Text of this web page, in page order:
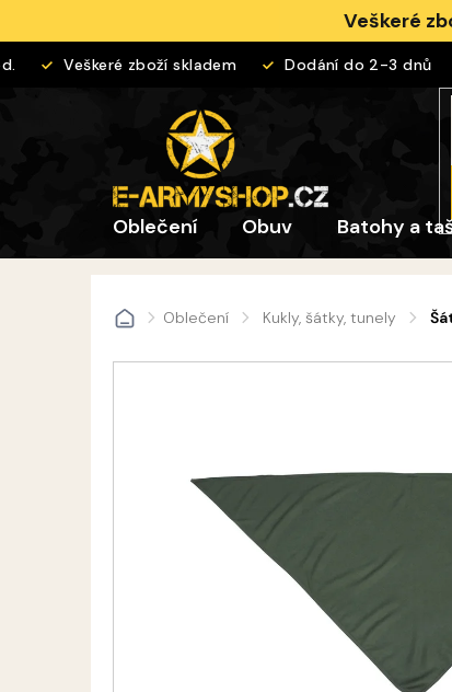
obsah
Veškeré
Veškeré zboží skladem Dodání do 2-3 dnů
Oblečení Obuv Batohy a
DomůOblečení Kukly, šátky, tunely